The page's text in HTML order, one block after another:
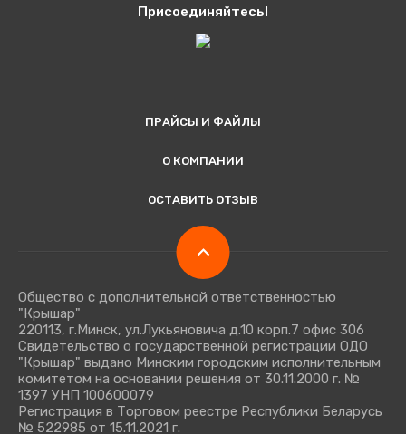
Присоединяйтесь!
ПРАЙСЫ И ФАЙЛЫ
О КОМПАНИИ
ОСТАВИТЬ ОТЗЫВ
Общество с дополнительной ответственностью
"Крышар"
220113, г.Минск, ул.Лукьяновича д.10 корп.7 офис 306
Свидетельство о государственной регистрации ОДО
"Крышар" выдано Минским городским исполнительным
комитетом на основании решения от 30.11.2000 г. №
1397 УНП 100600079
Регистрация в Торговом реестре Республики Беларусь
№ 522985 от 15.11.2021 г.